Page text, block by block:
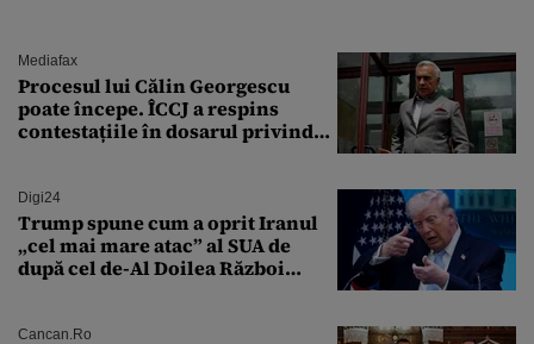
Mediafax
Procesul lui Călin Georgescu
poate începe. ÎCCJ a respins
contestațiile în dosarul privind
Digi24
Trump spune cum a oprit Iranul
„cel mai mare atac” al SUA de
după cel de-Al Doilea Război
Cancan.ro